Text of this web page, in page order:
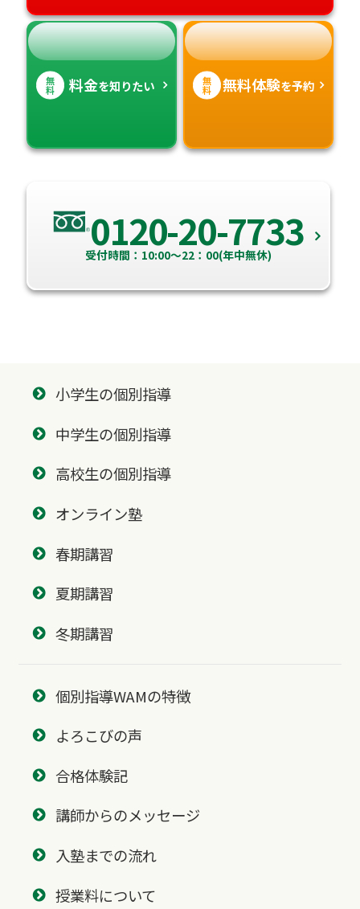
無
料 料金を知りたい 無
料 無料体験を予約
0120-20-7733
受付時間：10:00～22：00(年中無休)
小学生の個別指導
中学生の個別指導
高校生の個別指導
オンライン塾
春期講習
夏期講習
冬期講習
個別指導WAMの特徴
よろこびの声
合格体験記
講師からのメッセージ
入塾までの流れ
授業料について